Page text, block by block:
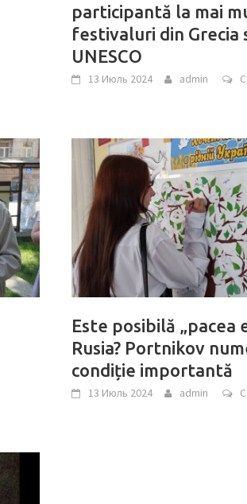
participantă la mai
festivaluri din Grecia
UNESCO
13 Июль 2024 admin
Este posibilă „pacea
Rusia? Portnikov
condiție importantă
13 Июль 2024 admin